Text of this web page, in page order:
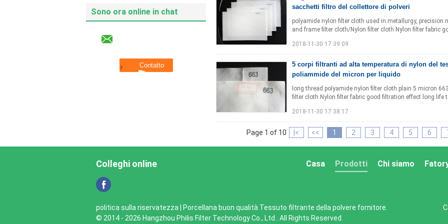
Sono ora online in chat
sacchetti filtro del collettore di polveri
polyamide nylon filter cloth used in metallurgy,
and frame filter cloth/Nylon filter cloth Nylon filter fabric
2018-11-30 17:39:09
5 corpi filtranti ad alta temperatura di nylon del
poliammide del micron per liquido
long thread polyamide nylon filter cloth plain 5 micron
filter cloth Nylon filter fabric good filtration effect long life
2018-11-30 17:38:17
Page 1 of 10 |< << 1 2 3 4 5 6
Colleghi online Chi siamo
Prodotti
Casa
politica sulla riservatezza | Porcellana buon qualità Tessuto filtrante della polvere fornitore.
© 2014 - 2026 Hangzhou Philis Filter Technology Co., Ltd.. All Rights Reserved.